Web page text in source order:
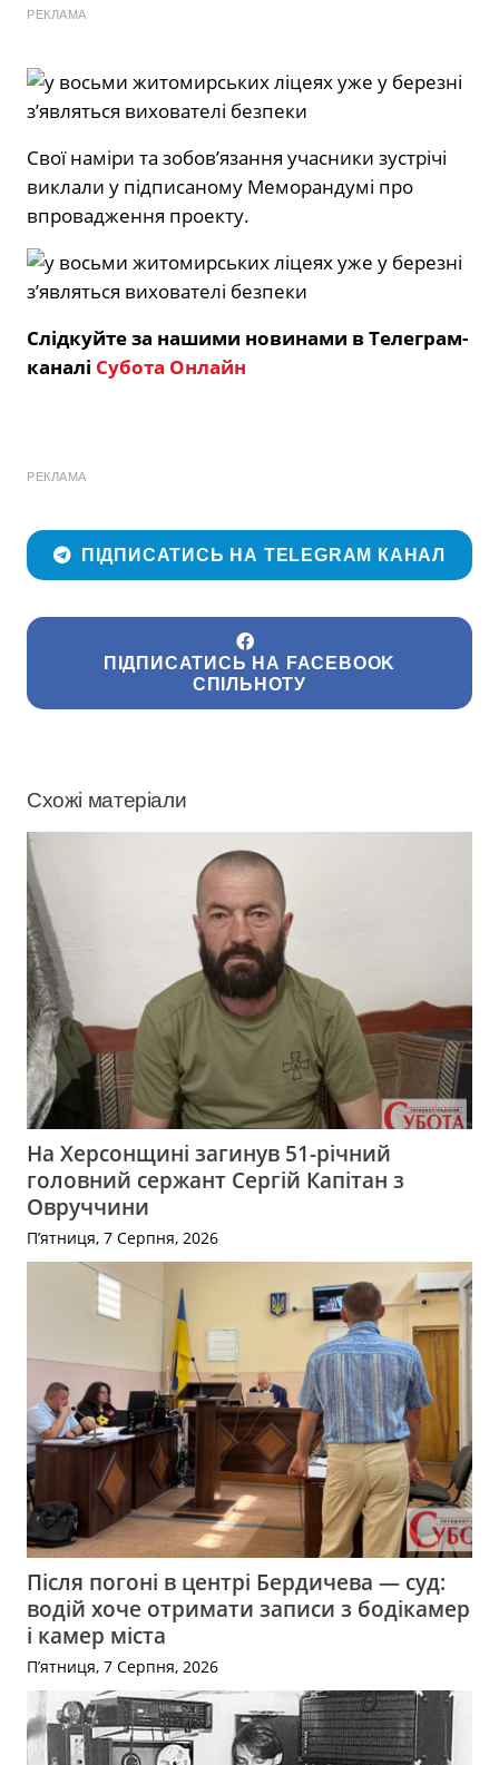
РЕКЛАМА
Свої наміри та зобов’язання учасники зустрічі
виклали у підписаному Меморандумі про
впровадження проекту.
Слідкуйте за нашими новинами в Телеграм-
каналі Субота Онлайн
РЕКЛАМА
ПІДПИСАТИСЬ НА TELEGRAM КАНАЛ
ПІДПИСАТИСЬ НА FACEBOOK
СПІЛЬНОТУ
Схожі матеріали
На Херсонщині загинув 51-річний
головний сержант Сергій Капітан з
Овруччини
П’ятниця, 7 Серпня, 2026
Після погоні в центрі Бердичева — суд:
водій хоче отримати записи з бодікамер
і камер міста
П’ятниця, 7 Серпня, 2026